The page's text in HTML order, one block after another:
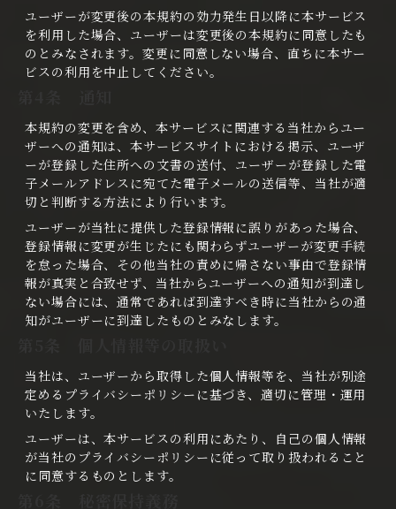
ユーザーが変更後の本規約の効力発生日以降に本サービス
を利用した場合、ユーザーは変更後の本規約に同意したも
のとみなされます。変更に同意しない場合、直ちに本サー
ビスの利用を中止してください。
本規約の変更を含め、本サービスに関連する当社からユー
ザーへの通知は、本サービスサイトにおける掲示、ユーザ
ーが登録した住所への文書の送付、ユーザーが登録した電
子メールアドレスに宛てた電子メールの送信等、当社が適
切と判断する方法により行います。
ユーザーが当社に提供した登録情報に誤りがあった場合、
登録情報に変更が生じたにも関わらずユーザーが変更手続
を怠った場合、その他当社の責めに帰さない事由で登録情
報が真実と合致せず、当社からユーザーへの通知が到達し
ない場合には、通常であれば到達すべき時に当社からの通
知がユーザーに到達したものとみなします。
当社は、ユーザーから取得した個人情報等を、当社が別途
定めるプライバシーポリシーに基づき、適切に管理・運用
いたします。
ユーザーは、本サービスの利用にあたり、自己の個人情報
が当社のプライバシーポリシーに従って取り扱われること
に同意するものとします。